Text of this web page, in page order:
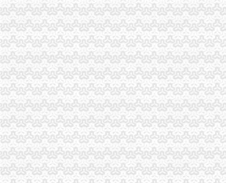
上海企业进出口权的申请条件_搜狐文化_搜狐网
【广州企业办理进出口权、进出口权申请条件】
青海企业进出口权申请的条件及要求-会计/审计-
企业申请进出口权及出口退税申请的条件-福建厦
郑州进出口退税申请条件_搜狐其它_搜狐网
天津东丽如何申请进出口权,进出口权申请条件-
办理北京进出口权进出口许可证的申请条件是什
南昌内资公司如何申请进出口权,申请进出口权资
公布《2016年原油非国营贸易进口允许量总量、
南昌企业申请进出口权,如何办理进出口权申请,
南京外贸公司进出口经营权申请条件及流程-深圳